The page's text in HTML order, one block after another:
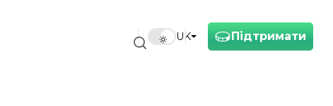
Підтримати
UK